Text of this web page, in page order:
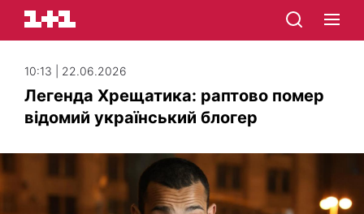
10:13 | 22.06.2026
Легенда Хрещатика: раптово помер
відомий український блогер